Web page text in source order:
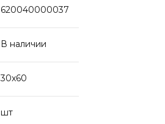
620040000037
В наличии
30x60
шт